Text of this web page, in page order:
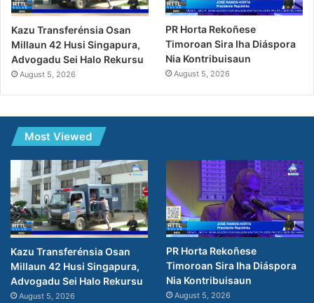
Kazu Transferénsia Osan
Millaun 42 Husi Singapura,
Advogadu Sei Halo Rekursu
August 5, 2026
PR Horta Rekoñese
Timoroan Sira Iha Diáspora
Nia Kontribuisaun
August 5, 2026
Most Viewed
Kazu Transferénsia Osan
Millaun 42 Husi Singapura,
Advogadu Sei Halo Rekursu
August 5, 2026
PR Horta Rekoñese
Timoroan Sira Iha Diáspora
Nia Kontribuisaun
August 5, 2026